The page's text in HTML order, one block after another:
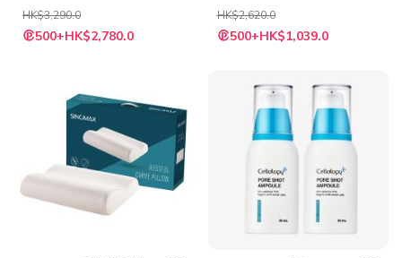
HK$3,290.0
500+HK$2,780.0
HK$2,620.0
500+HK$1,039.0